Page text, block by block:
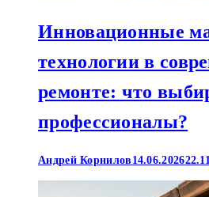
Инновационные
технологии в
ремонте: что
профессионалы?
Андрей Корнилов 14.06.2026